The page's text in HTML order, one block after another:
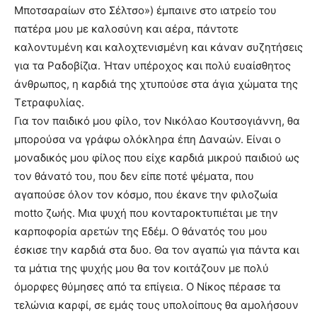
Μποτσαραίων στο Σέλτσο») έμπαινε στο ιατρείο του
πατέρα μου με καλοσύνη και αέρα, πάντοτε
καλοντυμένη και καλοχτενισμένη και κάναν συζητήσεις
για τα Ραδοβίζια. Ήταν υπέροχος και πολύ ευαίσθητος
άνθρωπος, η καρδιά της χτυπούσε στα άγια χώματα της
Τετραφυλίας.
Για τον παιδικό μου φίλο, τον Νικόλαο Κουτσογιάννη, θα
μπορούσα να γράφω ολόκληρα έπη Δαναών. Είναι ο
μοναδικός μου φίλος που είχε καρδιά μικρού παιδιού ως
τον θάνατό του, που δεν είπε ποτέ ψέματα, που
αγαπούσε όλον τον κόσμο, που έκανε την φιλοζωία
motto ζωής. Μια ψυχή που κονταροκτυπιέται με την
καρποφορία αρετών της Εδέμ. Ο θάνατός του μου
έσκισε την καρδιά στα δυο. Θα τον αγαπώ για πάντα και
τα μάτια της ψυχής μου θα τον κοιτάζουν με πολύ
όμορφες θύμησες από τα επίγεια. Ο Νίκος πέρασε τα
τελώνια καρφί, σε εμάς τους υπολοίπους θα αμολήσουν